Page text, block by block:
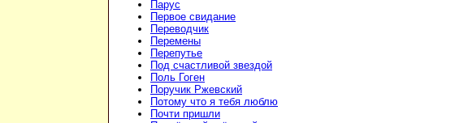
Парус
Первое свидание
Переводчик
Перемены
Перепутье
Под счастливой звездой
Поль Гоген
Поручик Ржевский
Потому что я тебя люблю
Почти пришли